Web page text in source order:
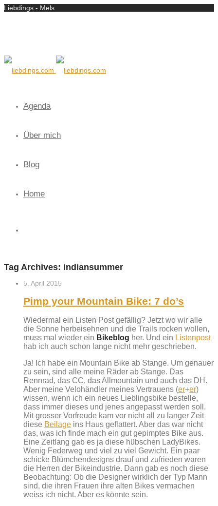
Liebdings - Mels
Agenda
Über mich
Blog
Home
Tag Archives: indiansummer
5. April 2015
Pimp your Mountain Bike: 7 do’s
Wiedermal ein Listen Post gefällig? Jetzt wo wir alle
die Sonne herbeisehnen und die Trails rocken wollen,
muss mal wieder ein Bikeblog her. Und ein Listenpost
hab ich auch schon lange nicht mehr geschrieben.
Ja! Ich habe ein Mountain Bike ab Stange. Um genauer
zu sein, sind alle meine Räder ab Stange. Das
Rennrad, das CC, das Allmountain und auch das DH.
Aber meine Velohändler meines Vertrauens (er+er)
wissen, wenn ich ein neues Lieblingsbike bestelle,
dass immer dieses und jenes angepasst werden soll.
Mit grosser Vorfreude kam vor nicht all zu langer Zeit
diese Beilage ins Haus geflattert. Aber das war nicht
das, was ich finde mach ein gut gepimptes Bike aus.
Eine Zeitlang gab es ja diese hübschen LadyBikes.
Wenig Federweg und viel zu viel Gewicht. Ein paar
schicke Blümchendesigns drauf und zufrieden waren
die Herren der Bikeindustrie. Dann gab es noch diese
Beobachtung: Ob die Designer wirklich der Typ Mann
sind, die ihren Frauen ihre alten Bikes vermachen
weiss ich nicht. Aber es könnte sein.